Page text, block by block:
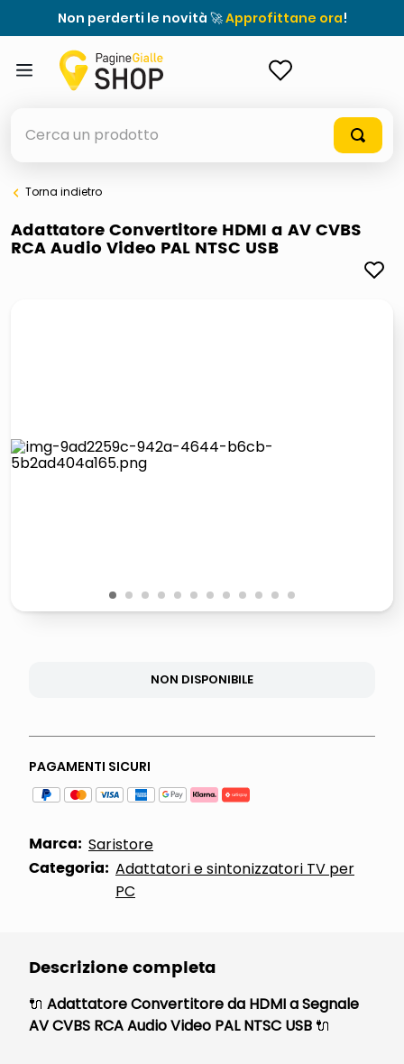
Non perderti le novità 🚀Approfittane ora!
elenchi telefonici
orologio parete
pattumiera raccolta differenziata
Torna indietro
Adattatore Convertitore HDMI a AV CVBS
RCA Audio Video PAL NTSC USB
1 2 3 4 5 6 7 8 9 10 11 12
NON DISPONIBILE
PAGAMENTI SICURI
Marca: Saristore
Categoria: Adattatori e sintonizzatori TV per
PC
Descrizione completa
🔌 Adattatore Convertitore da HDMI a Segnale
AV CVBS RCA Audio Video PAL NTSC USB 🔌